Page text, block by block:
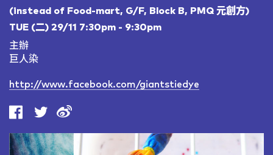
(instead of Food-mart, G/F, Block B, PMQ 元創方)
TUE (二) 29/11 7:30pm - 9:30pm
主辦
巨人染
http://www.facebook.com/giantstiedye